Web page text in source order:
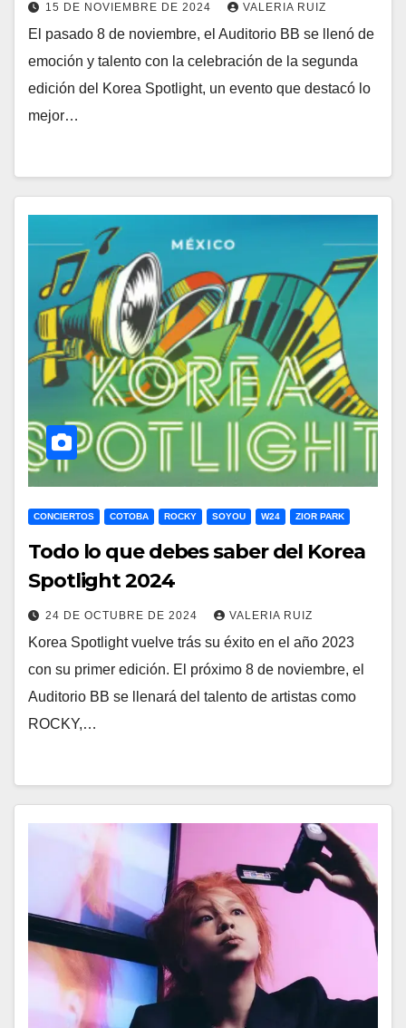
15 DE NOVIEMBRE DE 2024 VALERIA RUIZ
El pasado 8 de noviembre, el Auditorio BB se llenó de
emoción y talento con la celebración de la segunda
edición del Korea Spotlight, un evento que destacó lo
mejor…
CONCIERTOS COTOBA ROCKY SOYOU W24 ZIOR PARK
Todo lo que debes saber del Korea
Spotlight 2024
24 DE OCTUBRE DE 2024 VALERIA RUIZ
Korea Spotlight vuelve trás su éxito en el año 2023
con su primer edición. El próximo 8 de noviembre, el
Auditorio BB se llenará del talento de artistas como
ROCKY,…